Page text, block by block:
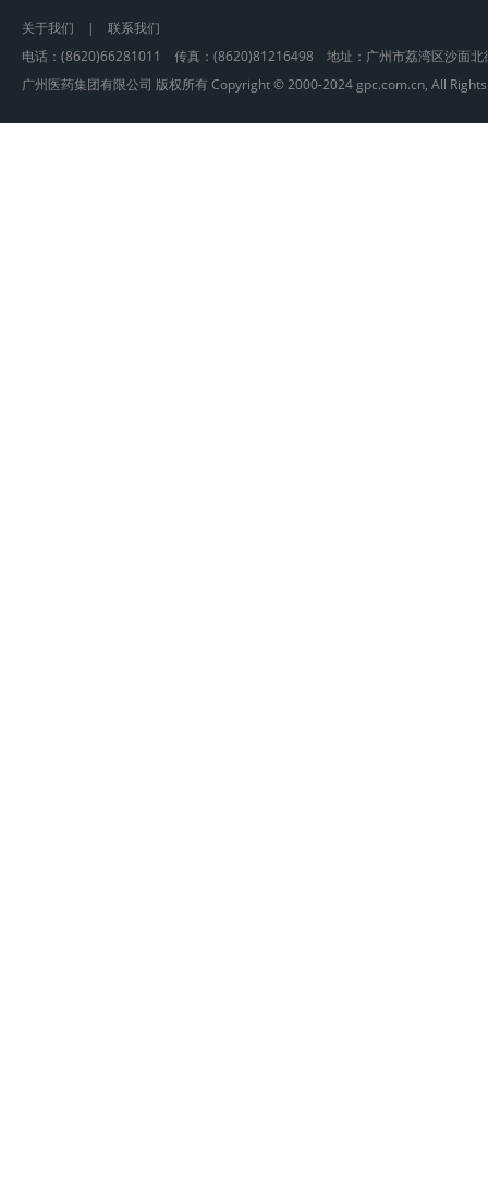
关于我们 | 联系我们
电话：(8620)66281011 传真：(8620)81216498 地址：广州市荔湾区沙
广州医药集团有限公司 版权所有 Copyright © 2000-2024 gpc.com.cn, All